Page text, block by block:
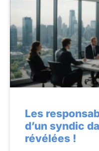
Les
d’un syndic
révélées !